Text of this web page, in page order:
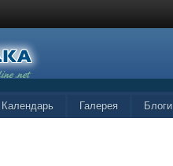
Календарь Галерея Блоги